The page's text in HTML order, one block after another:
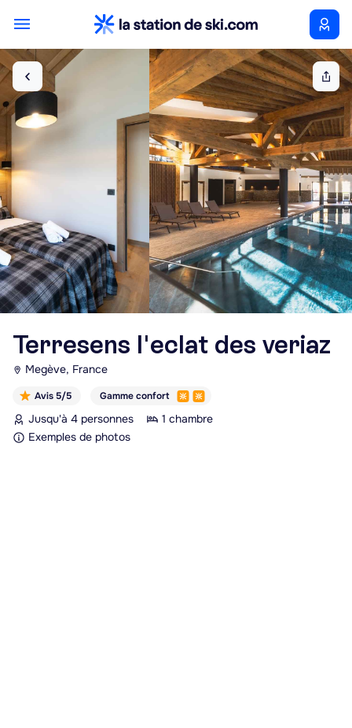
Terresens l'eclat des veriaz
Megève, France
Avis 5/5 Gamme confort
Jusqu'à 4 personnes
1 chambre
Exemples de photos